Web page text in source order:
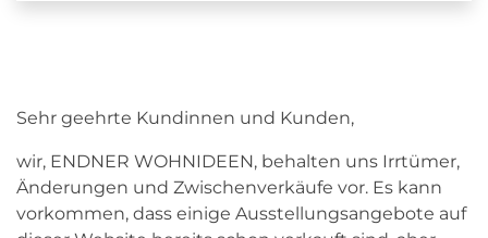
Sehr geehrte Kundinnen und Kunden,
wir, ENDNER WOHNIDEEN, behalten uns Irrtümer,
Änderungen und Zwischenverkäufe vor. Es kann
vorkommen, dass einige Ausstellungsangebote auf